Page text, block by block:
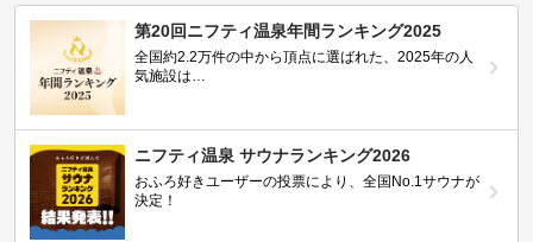
第20回ニフティ温泉年間ランキング2025
全国約2.2万件の中から頂点に選ばれた、2025年の人
気施設は…
ニフティ温泉 サウナランキング2026
おふろ好きユーザーの投票により、全国No.1サウナが
決定！